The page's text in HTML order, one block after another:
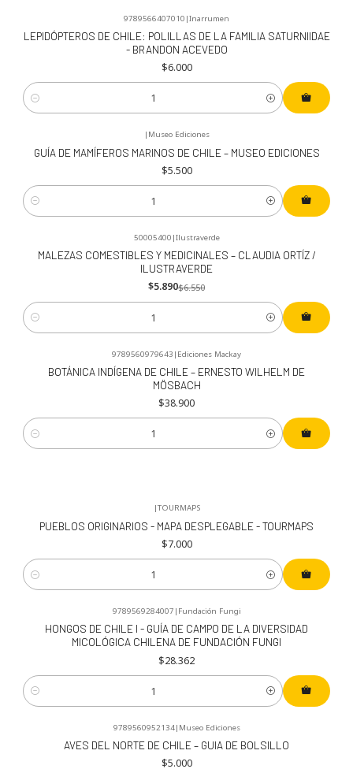
9789566407010 |Inarrumen
LEPIDÓPTEROS DE CHILE: POLILLAS DE LA FAMILIA SATURNIIDAE
- BRANDON ACEVEDO
$6.000
Cantidad
| Museo Ediciones
GUÍA DE MAMÍFEROS MARINOS DE CHILE – MUSEO EDICIONES
$5.500
Cantidad
-10%OFF
50005400 |Ilustraverde
MALEZAS COMESTIBLES Y MEDICINALES – CLAUDIA ORTÍZ /
ILUSTRAVERDE
$5.890$6.550
Cantidad
9789560979643 | Ediciones Mackay
BOTÁNICA INDÍGENA DE CHILE – ERNESTO WILHELM DE
MÖSBACH
$38.900
Cantidad
|TOURMAPS
PUEBLOS ORIGINARIOS - MAPA DESPLEGABLE - TOURMAPS
$7.000
Cantidad
9789569284007 | Fundación Fungi
HONGOS DE CHILE I - GUÍA DE CAMPO DE LA DIVERSIDAD
MICOLÓGICA CHILENA DE FUNDACIÓN FUNGI
$28.362
Cantidad
9789560952134| Museo Ediciones
AVES DEL NORTE DE CHILE – GUIA DE BOLSILLO
$5.000